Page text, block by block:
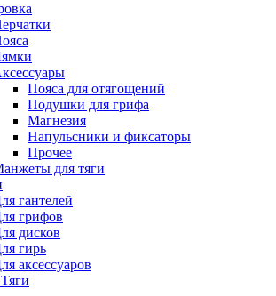
Пояса для отягощений
Подушки для грифа
Магнезия
Напульсники и фиксаторы
Прочее
для тяги
гантелей
грифов
дисков
гирь
аксессуаров